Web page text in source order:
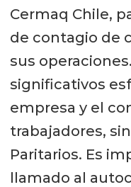
Cermaq Chile,
de contagio de
sus
significativos
empresa y el
trabajadores,
Paritarios. Es
llamado al